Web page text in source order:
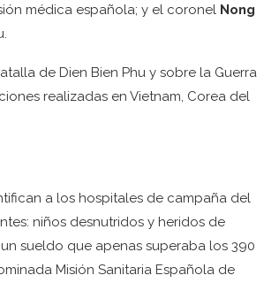
médica española; y el coronel Nong
de Dien Bien Phu y sobre la Guerra
realizadas en Vietnam, Corea del
a los hospitales de campaña del
niños desnutridos y heridos de
sueldo que apenas superaba los 390
Misión Sanitaria Española de